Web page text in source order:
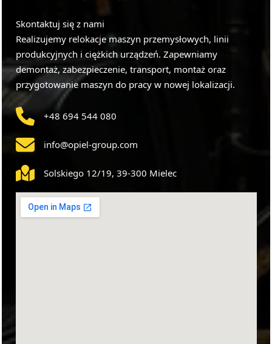
Skontaktuj się z nami
Realizujemy relokacje maszyn przemysłowych, linii
produkcyjnych i ciężkich urządzeń. Zapewniamy
demontaż, zabezpieczenie, transport, montaż oraz
przygotowanie maszyn do pracy w nowej lokalizacji.
+48 694 544 080
info@opiel-group.com
Solskiego 12/19, 39-300 Mielec